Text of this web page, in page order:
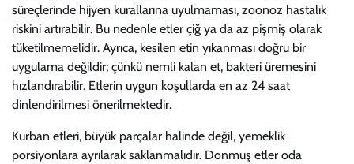
süreçlerinde hijyen kurallarına uyulmaması, zoonoz hastalık
riskini artırabilir. Bu nedenle etler çiğ ya da az pişmiş olarak
tüketilmemelidir. Ayrıca, kesilen etin yıkanması doğru bir
uygulama değildir; çünkü nemli kalan et, bakteri üremesini
hızlandırabilir. Etlerin uygun koşullarda en az 24 saat
dinlendirilmesi önerilmektedir.
Kurban etleri, büyük parçalar halinde değil, yemeklik
porsiyonlara ayrılarak saklanmalıdır. Donmuş etler oda